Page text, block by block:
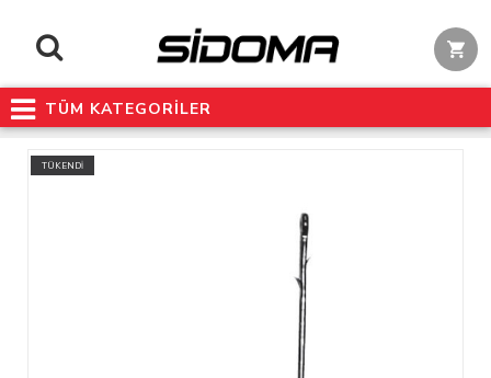
TÜM KATEGORİLER
TÜKENDİ